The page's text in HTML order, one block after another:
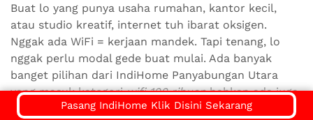
Buat lo yang punya usaha rumahan, kantor kecil,
atau studio kreatif, internet tuh ibarat oksigen.
Nggak ada WiFi = kerjaan mandek. Tapi tenang, lo
nggak perlu modal gede buat mulai. Ada banyak
banget pilihan dari IndiHome Panyabungan Utara
yang masuk kategoriwifi 100 ribuanbahkan ada juga
wifi 100ribuanyang speed-nya udah cukup buat
Pasang IndiHome Klik Disini Sekarang